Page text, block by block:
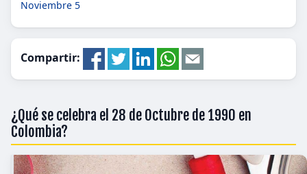
Noviembre 5
Compartir:
¿Qué se celebra el 28 de Octubre de 1990 en
Colombia?